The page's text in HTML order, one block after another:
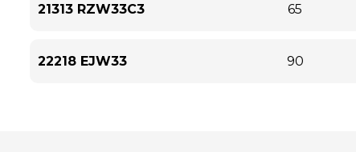
21313 RZW33C3 65
22218 EJW33 90